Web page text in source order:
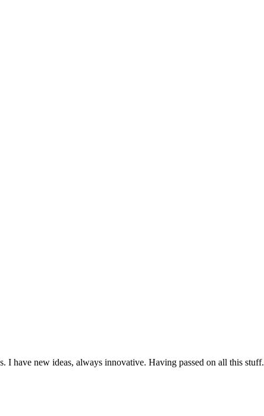
I have new ideas, always innovative. Having passed on all this stuff.